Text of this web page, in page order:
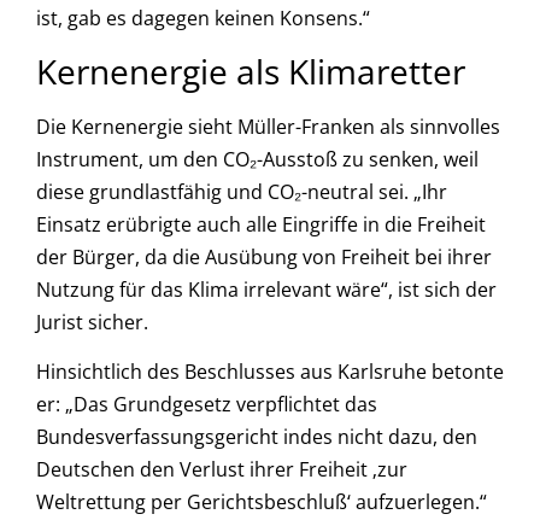
ist, gab es dagegen keinen Konsens.“
Kernenergie als Klimaretter
Die Kernenergie sieht Müller-Franken als sinnvolles
Instrument, um den CO₂-Ausstoß zu senken, weil
diese grundlastfähig und CO₂-neutral sei. „Ihr
Einsatz erübrigte auch alle Eingriffe in die Freiheit
der Bürger, da die Ausübung von Freiheit bei ihrer
Nutzung für das Klima irrelevant wäre“, ist sich der
Jurist sicher.
Hinsichtlich des Beschlusses aus Karlsruhe betonte
er: „Das Grundgesetz verpflichtet das
Bundesverfassungsgericht indes nicht dazu, den
Deutschen den Verlust ihrer Freiheit ‚zur
Weltrettung per Gerichtsbeschluß‘ aufzuerlegen.“